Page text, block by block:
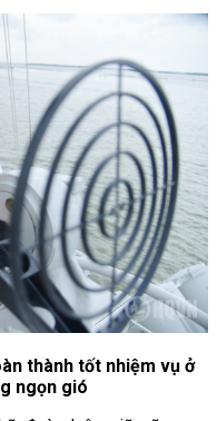
thành tốt nhiệm vụ ở
ngọn gió